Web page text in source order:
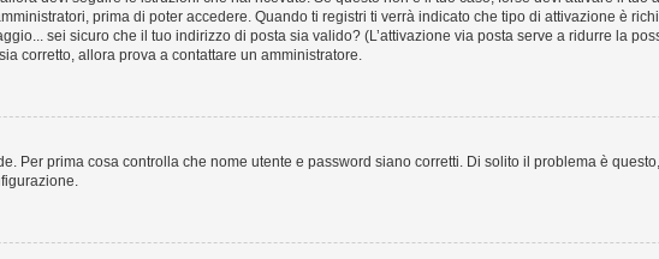
prima di poter accedere. Quando ti registri ti verrà indicato che tipo di attivazione è
sei sicuro che il tuo indirizzo di posta sia valido? (L’attivazione via posta serve a ridurre la
corretto, allora prova a contattare un amministratore.
Per prima cosa controlla che nome utente e password siano corretti. Di solito il problema è